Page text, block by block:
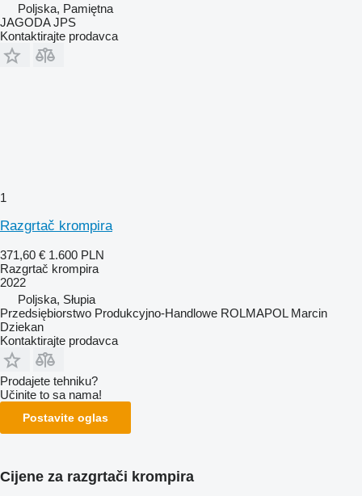
Poljska, Pamiętna
JAGODA JPS
Kontaktirajte prodavca
1
Razgrtač krompira
371,60 € 1.600 PLN
Razgrtač krompira
2022
Poljska, Słupia
Przedsiębiorstwo Produkcyjno-Handlowe ROLMAPOL Marcin
Dziekan
Kontaktirajte prodavca
Prodajete tehniku?
Učinite to sa nama!
Postavite oglas
Cijene za razgrtači krompira